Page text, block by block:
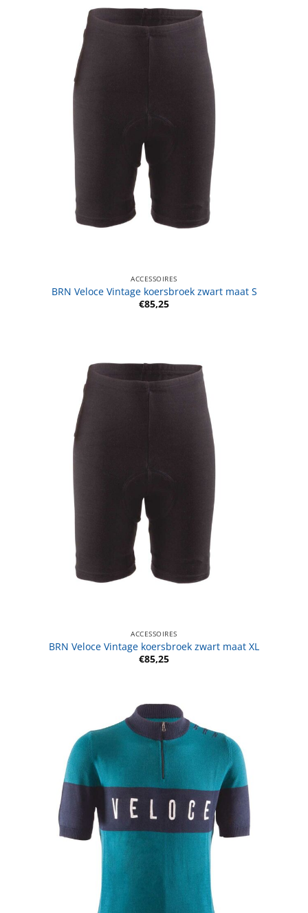
ACCESSOIRES
BRN Veloce Vintage koersbroek zwart maat S
€85,25
ACCESSOIRES
BRN Veloce Vintage koersbroek zwart maat XL
€85,25